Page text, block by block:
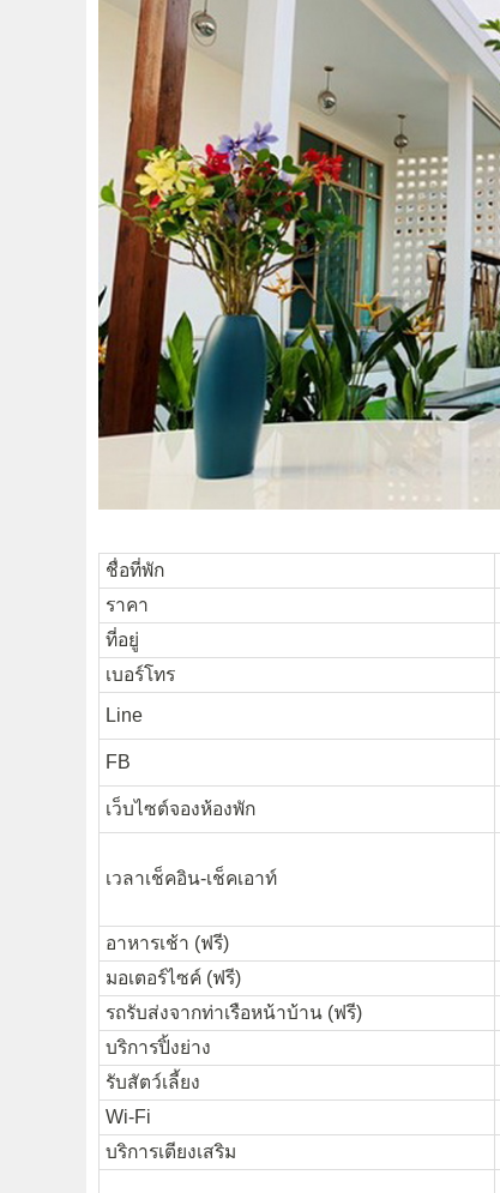
ชื่อที่พัก
ราคา
ที่อยู่
เบอร์โทร
Line
FB
เว็บไซต์จองห้องพัก
เวลาเช็คอิน-เช็คเอาท์
อาหารเช้า (ฟรี)
มอเตอร์ไซค์ (ฟรี)
รถรับส่งจากท่าเรือหน้าบ้าน (ฟรี)
บริการปิ้งย่าง
รับสัตว์เลี้ยง
Wi-Fi
บริการเตียงเสริม